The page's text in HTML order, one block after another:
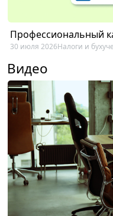
Профессиональный
30 июля 2026Налоги и
Видео